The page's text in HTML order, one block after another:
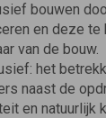
bouwen
en deze te
van de bouw.
het
naast de
en natuurlijk